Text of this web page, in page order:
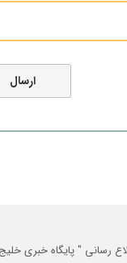
رسانی " پایگاه خبری